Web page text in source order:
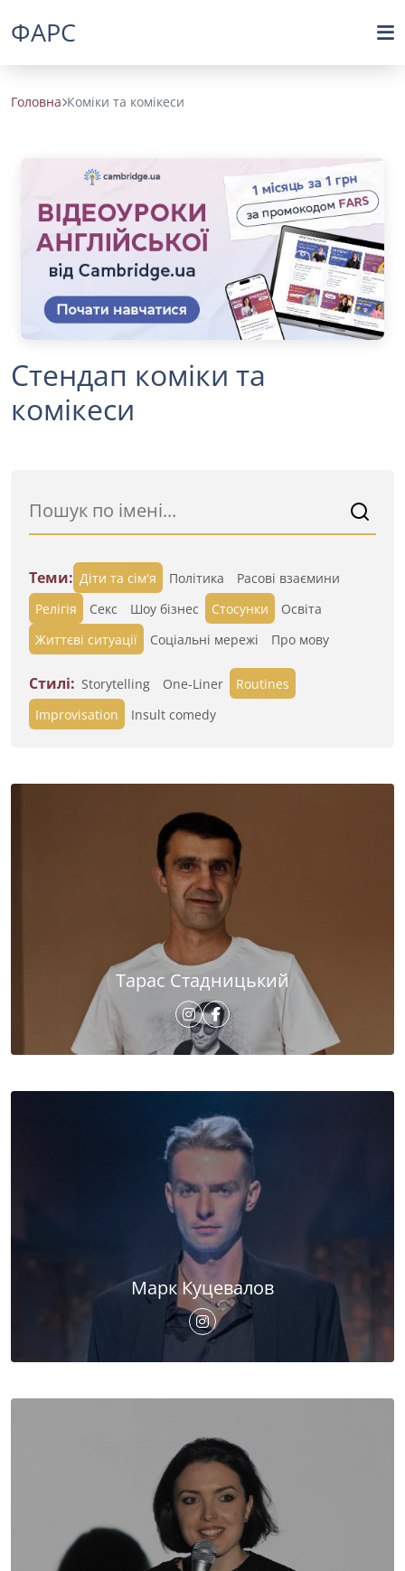
ФАРС
Головна Коміки та комікеси
Стендап коміки та
комікеси
Теми: Діти та сім'я Політика
Расові взаємини
Релігія
Секс Шоу бізнес Стосунки
Освіта
Життєві ситуації
Cоціальні мережі Про мову
Стилі: Storytelling One-Liner
Routines
Improvisation
Insult comedy
Тарас Стадницький
Марк Куцевалов